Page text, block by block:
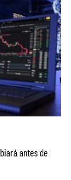
antes de